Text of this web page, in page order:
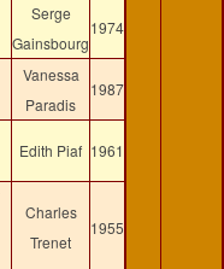
Serge
Gainsbourg
1974
Vanessa
Paradis
1987
Edith Piaf 1961
Charles
Trenet
1955